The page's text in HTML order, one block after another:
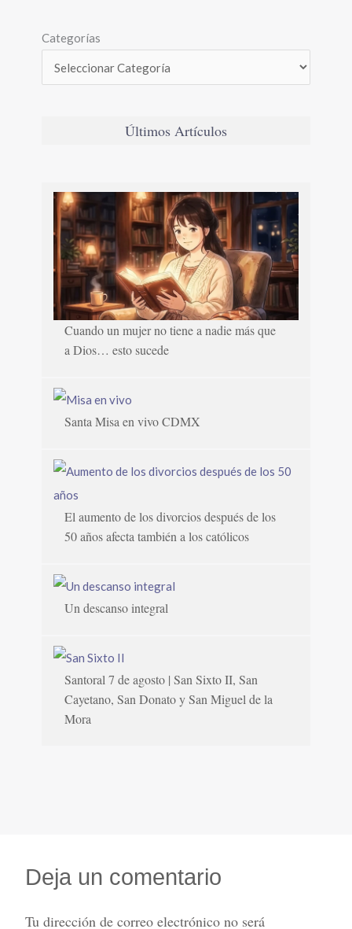
Categorías
Últimos Artículos
Cuando un mujer no tiene a nadie más que
a Dios… esto sucede
Santa Misa en vivo CDMX
El aumento de los divorcios después de los
50 años afecta también a los católicos
Un descanso integral
Santoral 7 de agosto | San Sixto II, San
Cayetano, San Donato y San Miguel de la
Mora
Deja un comentario
Tu dirección de correo electrónico no será